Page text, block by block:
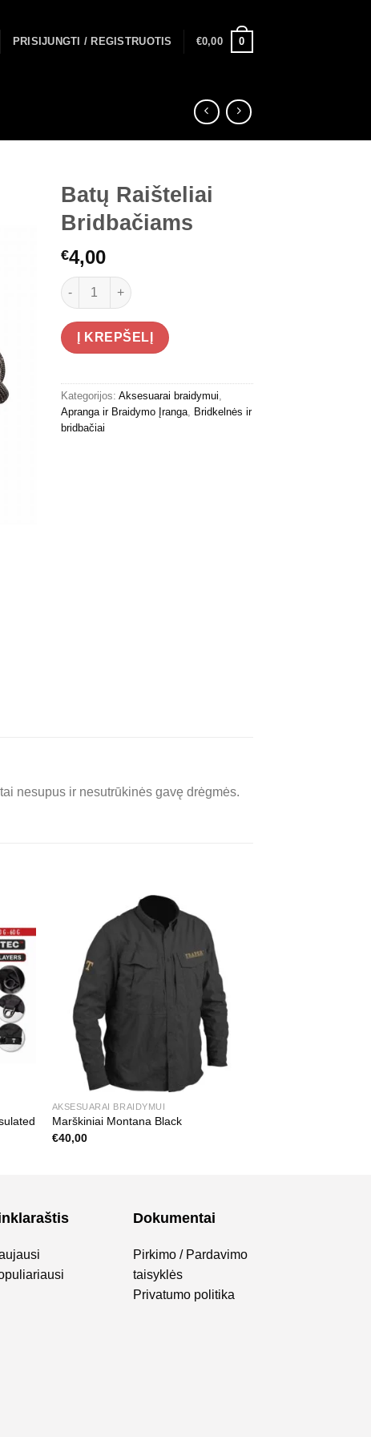
PRISIJUNGTI / REGISTRUOTIS €0,00 0
Batų Raišteliai
Bridbačiams
€4,00
produkto kiekis: Batų Raišteliai Bridbačiams
Į KREPŠELĮ
Kategorijos: Aksesuarai braidymui
Apranga ir Braidymo Įranga Bridkelnės ir
bridbačiai
nesupus ir nesutrūkinės gavę drėgmės.
AKSESUARAI BRAIDYMUI
Marškiniai Montana Black
€40,00
Dokumentai
Pirkimo / Pardavimo
taisyklės
Privatumo politika